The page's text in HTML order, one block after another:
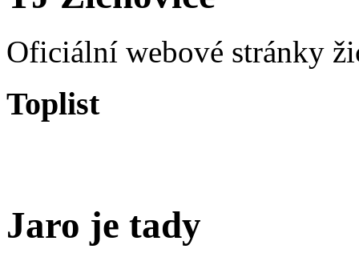
Oficiální webové stránky
Toplist
Jaro je tady